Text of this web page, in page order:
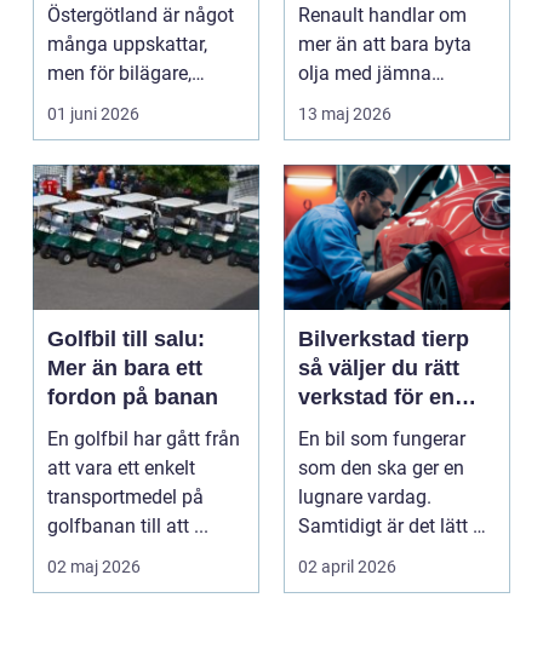
Östergötland är något
många uppskattar,
men för bilägare,
båtägare och
fastighetsförv...
01 juni 2026
Renault handlar om
mer än att bara byta
olja med jämna
mellanrum. För många
biläga...
13 maj 2026
Golfbil till salu:
Mer än bara ett
fordon på banan
En golfbil har gått från
att vara ett enkelt
transportmedel på
golfbanan till att ...
02 maj 2026
Bilverkstad tierp
så väljer du rätt
verkstad för en
tryggare bilvardag
En bil som fungerar
som den ska ger en
lugnare vardag.
Samtidigt är det lätt att
skjuta upp service ...
02 april 2026